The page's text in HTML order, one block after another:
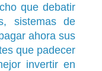
que debatir
sistemas de
ahora sus
que padecer
invertir en